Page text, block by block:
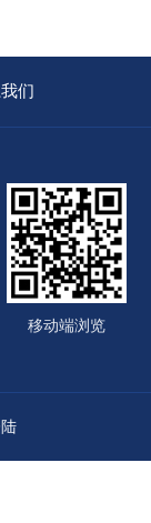
们
移动端浏览